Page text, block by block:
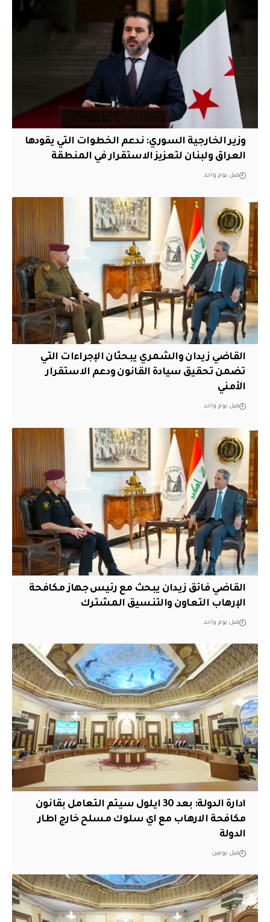
وزير الخارجية السوري: ندعم الخطوات التي يقودها
العراق ولبنان لتعزيز الاستقرار في المنطقة
قبل يوم واحد
القاضي زيدان والشمري يبحثان الإجراءات التي
تضمن تحقيق سيادة القانون ودعم الاستقرار
الأمني
قبل يوم واحد
القاضي فائق زيدان يبحث مع رئيس جهاز مكافحة
الإرهاب التعاون والتنسيق المشترك
قبل يوم واحد
ادارة الدولة: بعد 30 ايلول سيتم التعامل بقانون
مكافحة الارهاب مع اي سلوك مسلح خارج اطار
الدولة
قبل يومين